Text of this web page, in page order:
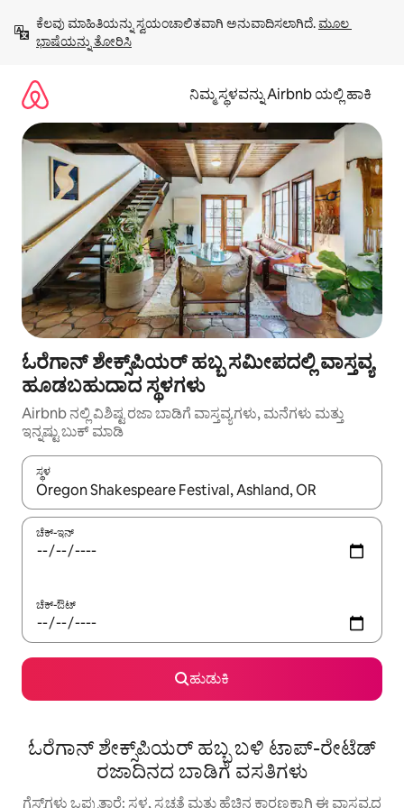
ಹೋಗಿ
ಕೆಲವು ಮಾಹಿತಿಯನ್ನು ಸ್ವಯಂಚಾಲಿತವಾಗಿ ಅನುವಾದಿಸಲಾಗಿದೆ. ಮೂಲ
ಭಾಷೆಯನ್ನು ತೋರಿಸಿ
ನಿಮ್ಮ ಸ್ಥಳವನ್ನು Airbnb ಯಲ್ಲಿ ಹಾಕಿ
ಓರೆಗಾನ್ ಶೇಕ್ಸ್‌ಪಿಯರ್ ಹಬ್ಬ ಸಮೀಪದಲ್ಲಿ ವಾಸ್ತವ್ಯ
ಹೂಡಬಹುದಾದ ಸ್ಥಳಗಳು
Airbnb ನಲ್ಲಿ ವಿಶಿಷ್ಟ ರಜಾ ಬಾಡಿಗೆ ವಾಸ್ತವ್ಯಗಳು, ಮನೆಗಳು ಮತ್ತು
ಇನ್ನಷ್ಟು ಬುಕ್ ಮಾಡಿ
ಸ್ಥಳ
ಫಲಿತಾಂಶಗಳು ಲಭ್ಯವಿರುವಾಗ, ಅಪ್ ಮತ್ತು ಡೌನ್ ಬಾಣದ ಕೀಲಿಗಳೊಂದಿಗೆ
ಚೆಕ್-ಇನ್
ಚೆಕ್-ಔಟ್
ಹುಡುಕಿ
ಓರೆಗಾನ್ ಶೇಕ್ಸ್‌ಪಿಯರ್ ಹಬ್ಬ ಬಳಿ ಟಾಪ್-ರೇಟೆಡ್
ರಜಾದಿನದ ಬಾಡಿಗೆ ವಸತಿಗಳು
ಗೆಸ್ಟ್‌ಗಳು ಒಪ್ಪುತ್ತಾರೆ: ಸ್ಥಳ, ಸ್ವಚ್ಛತೆ ಮತ್ತು ಹೆಚ್ಚಿನ ಕಾರಣಕ್ಕಾಗಿ ಈ ವಾಸ್ತವ್ಯದ